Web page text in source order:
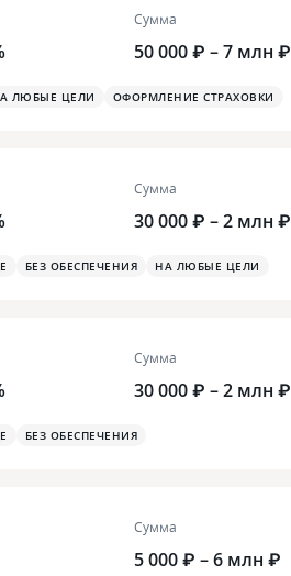
Сумма
50 000 ₽ – 7 млн ₽
ЛЮБЫЕ ЦЕЛИ ОФОРМЛЕНИЕ СТРАХОВКИ
Сумма
30 000 ₽ – 2 млн ₽
БЕЗ ОБЕСПЕЧЕНИЯ НА ЛЮБЫЕ ЦЕЛИ
Сумма
30 000 ₽ – 2 млн ₽
БЕЗ ОБЕСПЕЧЕНИЯ
Сумма
5 000 ₽ – 6 млн ₽